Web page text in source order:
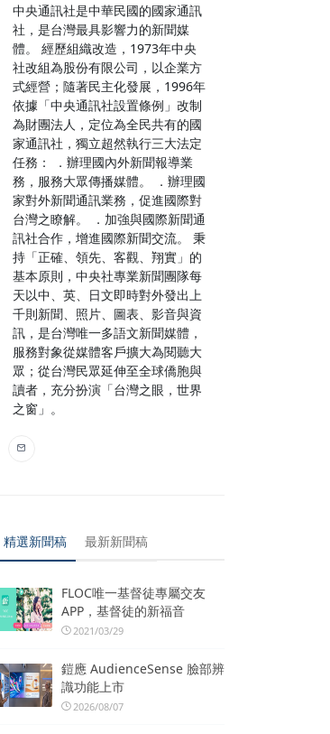
中央通訊社是中華民國的國家通訊
社，是台灣最具影響力的新聞媒
體。 經歷組織改造，1973年中央
社改組為股份有限公司，以企業方
式經營；隨著民主化發展，1996年
依據「中央通訊社設置條例」改制
為財團法人，定位為全民共有的國
家通訊社，獨立超然執行三大法定
任務： ．辦理國內外新聞報導業
務，服務大眾傳播媒體。 ．辦理國
家對外新聞通訊業務，促進國際對
台灣之瞭解。 ．加強與國際新聞通
訊社合作，增進國際新聞交流。 秉
持「正確、領先、客觀、翔實」的
基本原則，中央社專業新聞團隊每
天以中、英、日文即時對外發出上
千則新聞、照片、圖表、影音與資
訊，是台灣唯一多語文新聞媒體，
服務對象從媒體客戶擴大為閱聽大
眾；從台灣民眾延伸至全球僑胞與
讀者，充分扮演「台灣之眼，世界
之窗」。
精選新聞稿 最新新聞稿
FLOC唯一基督徒專屬交友
APP，基督徒的新福音
2021/03/29
鎧應 AudienceSense 臉部辨
識功能上市
2026/08/07